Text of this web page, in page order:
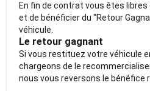
En fin de contrat vous êtes
et de bénéficier du "Retour
véhicule.
Le retour gagnant
Si vous restituez votre véhicule
chargeons de le
nous vous reversons le bénéfice